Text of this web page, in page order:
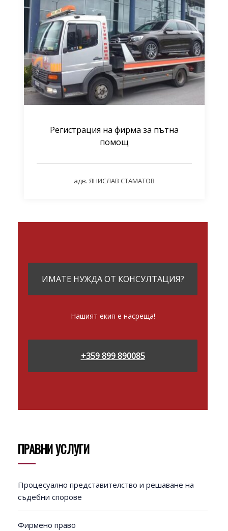
Регистрация на фирма за пътна
помощ
адв. ЯНИСЛАВ СТАМАТОВ
ИМАТЕ НУЖДА ОТ КОНСУЛТАЦИЯ?
Нашият екип е насреща!
+359 899 890085
ПРАВНИ УСЛУГИ
Процесуално представителство и решаване на
съдебни спорове
Фирмено право